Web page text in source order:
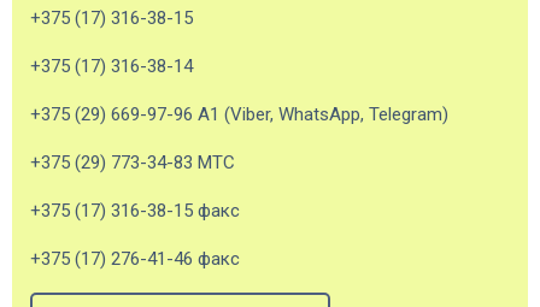
+375 (17) 316-38-15
+375 (17) 316-38-14
+375 (29) 669-97-96 А1 (Viber, WhatsApp, Telegram)
+375 (29) 773-34-83 МТС
+375 (17) 316-38-15 факс
+375 (17) 276-41-46 факс